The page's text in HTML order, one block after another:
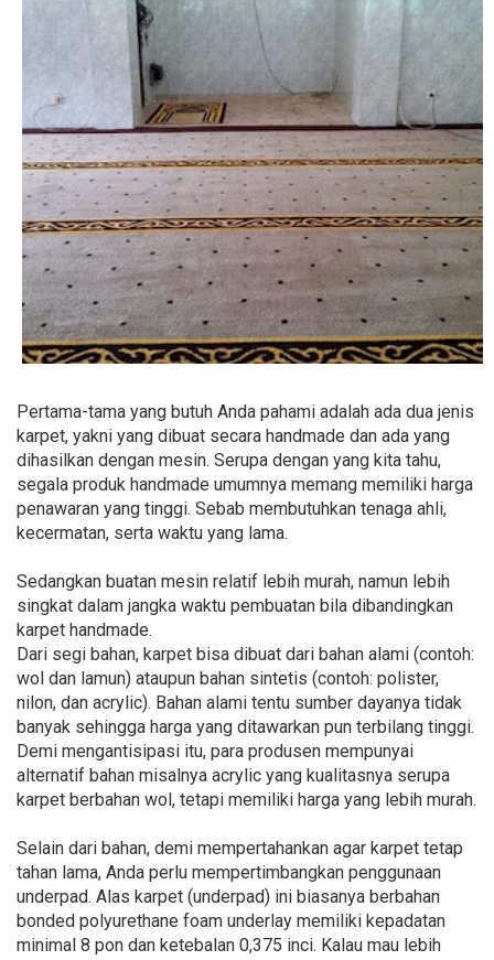
Pertama-tama yang butuh Anda pahami adalah ada dua jenis
karpet, yakni yang dibuat secara handmade dan ada yang
dihasilkan dengan mesin. Serupa dengan yang kita tahu,
segala produk handmade umumnya memang memiliki harga
penawaran yang tinggi. Sebab membutuhkan tenaga ahli,
kecermatan, serta waktu yang lama.
Sedangkan buatan mesin relatif lebih murah, namun lebih
singkat dalam jangka waktu pembuatan bila dibandingkan
karpet handmade.
Dari segi bahan, karpet bisa dibuat dari bahan alami (contoh:
wol dan lamun) ataupun bahan sintetis (contoh: polister,
nilon, dan acrylic). Bahan alami tentu sumber dayanya tidak
banyak sehingga harga yang ditawarkan pun terbilang tinggi.
Demi mengantisipasi itu, para produsen mempunyai
alternatif bahan misalnya acrylic yang kualitasnya serupa
karpet berbahan wol, tetapi memiliki harga yang lebih murah.
Selain dari bahan, demi mempertahankan agar karpet tetap
tahan lama, Anda perlu mempertimbangkan penggunaan
underpad. Alas karpet (underpad) ini biasanya berbahan
bonded polyurethane foam underlay memiliki kepadatan
minimal 8 pon dan ketebalan 0,375 inci. Kalau mau lebih